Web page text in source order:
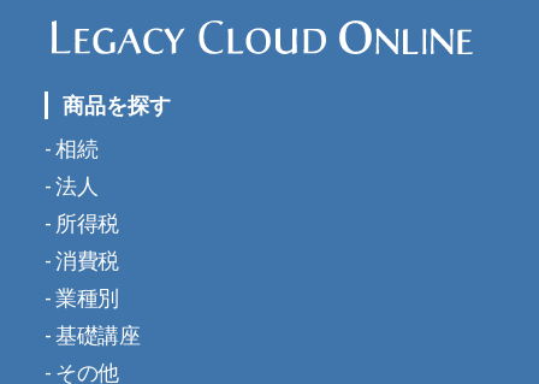
商品を探す
相続
法人
所得税
消費税
業種別
基礎講座
その他